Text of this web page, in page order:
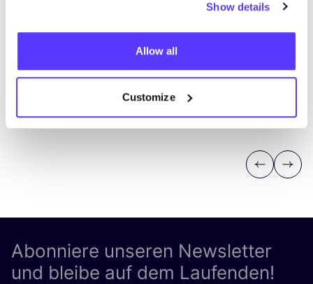
Show details
Allow all
Customize
Previous
Next
Abonniere unseren Newsletter
und bleibe auf dem Laufenden!